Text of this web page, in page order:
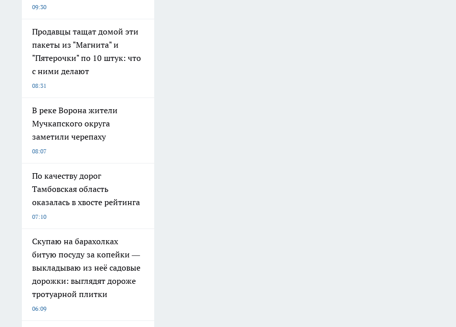
09:30
Продавцы тащат домой эти
пакеты из "Магнита" и
"Пятерочки" по 10 штук: что
с ними делают
08:31
В реке Ворона жители
Мучкапского округа
заметили черепаху
08:07
По качеству дорог
Тамбовская область
оказалась в хвосте рейтинга
07:10
Скупаю на барахолках
битую посуду за копейки —
выкладываю из неё садовые
дорожки: выглядят дороже
тротуарной плитки
06:09